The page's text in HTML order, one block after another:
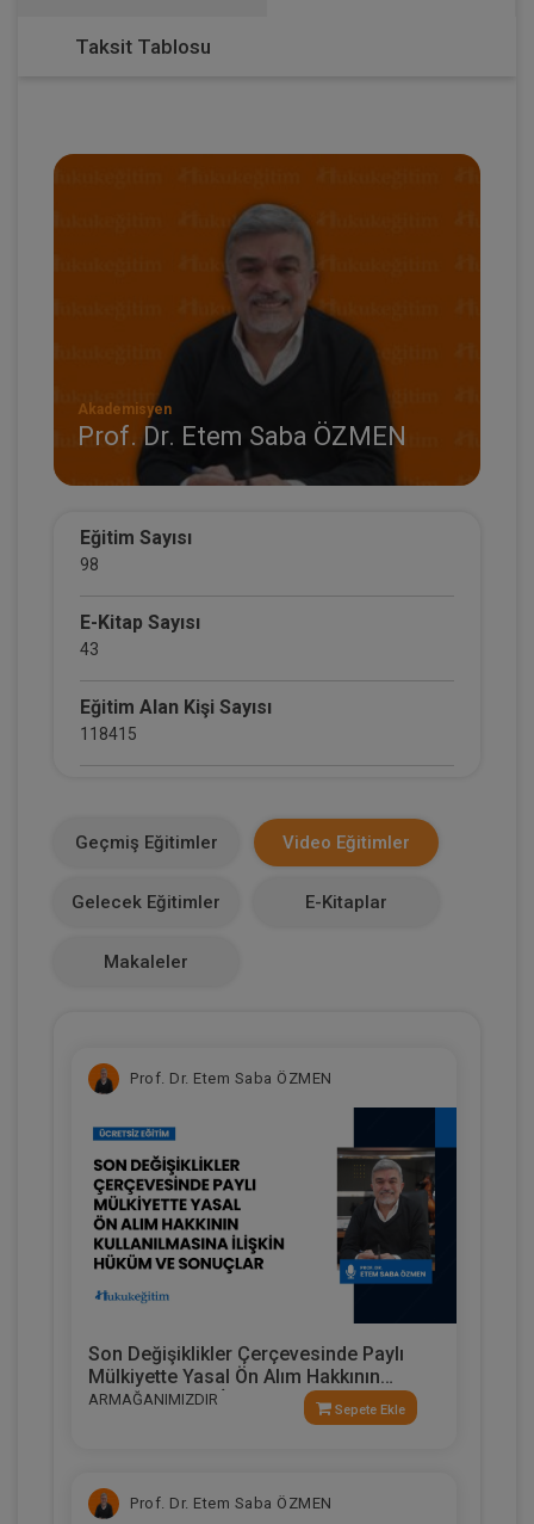
Taksit Tablosu
Akademisyen
Prof. Dr. Etem Saba ÖZMEN
Eğitim Sayısı
98
E-Kitap Sayısı
43
Eğitim Alan Kişi Sayısı
118415
3
Geçmiş Eğitimler Video Eğitimler
Gelecek Eğitimler E-Kitaplar
Makaleler
Prof. Dr. Etem Saba ÖZMEN
Son Değişiklikler Çerçevesinde Paylı
Mülkiyette Yasal Ön Alım Hakkının
Kullanılmasına İlişkin Hüküm Ve
ARMAĞANIMIZDIR
Sepete Ekle
Prof. Dr. Etem Saba ÖZMEN